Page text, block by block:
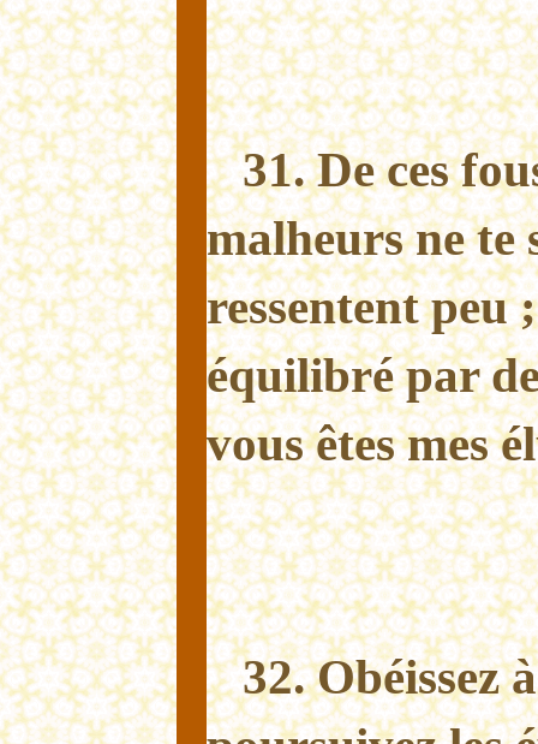
31. De ces
malheurs ne te
ressentent peu
équilibré par
vous êtes mes
32. Obéissez